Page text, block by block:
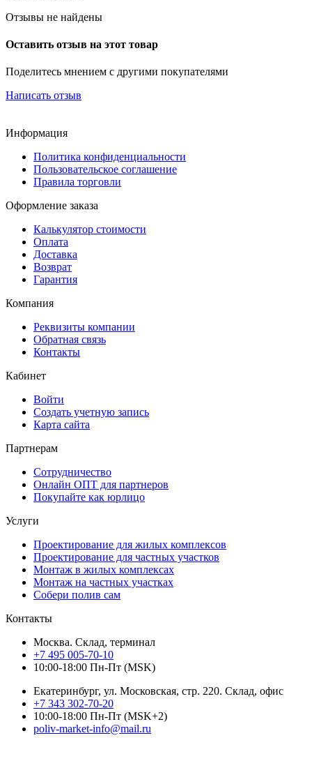
Отзывы не найдены
Оставить отзыв на этот товар
Поделитесь мнением с другими покупателями
Написать отзыв
Информация
Политика конфиденциальности
Пользовательское соглашение
Правила торговли
Оформление заказа
Калькулятор стоимости
Оплата
Доставка
Возврат
Гарантия
Компания
Реквизиты компании
Обратная связь
Контакты
Кабинет
Войти
Создать учетную запись
Карта сайта
Партнерам
Сотрудничество
Онлайн ОПТ для партнеров
Покупайте как юрлицо
Услуги
Проектирование для жилых комплексов
Проектирование для частных участков
Монтаж в жилых комплексах
Монтаж на частных участках
Собери полив сам
Контакты
Москва. Склад, терминал
+7 495 005-70-10
10:00-18:00 Пн-Пт (MSK)
Екатеринбург, ул. Московская, стр. 220. Склад, офис
+7 343 302-70-20
10:00-18:00 Пн-Пт (MSK+2)
poliv-market-info@mail.ru